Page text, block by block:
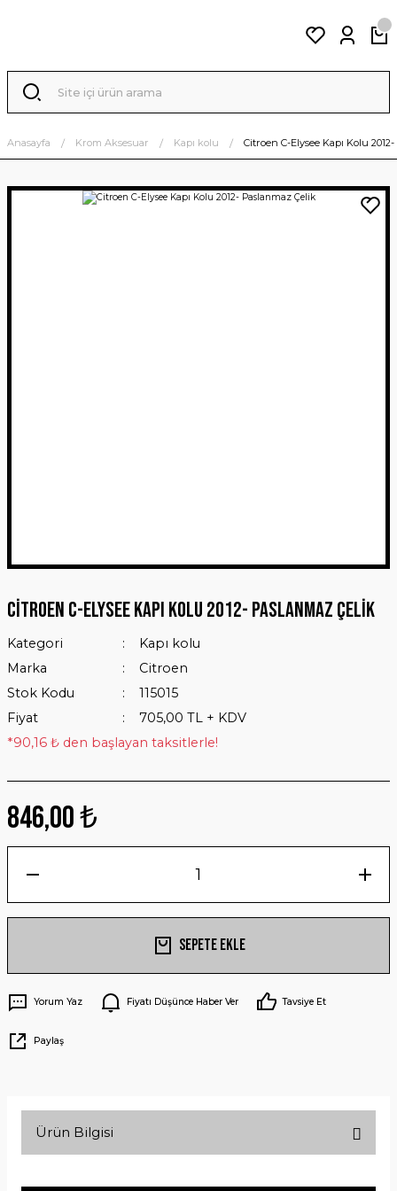
Anasayfa Krom Aksesuar Kapı kolu Citroen C-Elysee Kapı Kolu
Citroen C-Elysee Kapı Kolu 2012- Paslanmaz Çelik
Kategori
Kapı kolu
Marka
Citroen
Stok Kodu
115015
Fiyat
705,00 TL + KDV
*90,16 ₺ den başlayan taksitlerle!
846,00 ₺
Sepete Ekle
Yorum Yaz Fiyatı Düşünce Haber Ver Tavsiye Et
Paylaş
Ürün Bilgisi